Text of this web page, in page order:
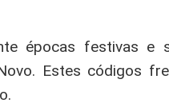
épocas festivas
Estes códigos